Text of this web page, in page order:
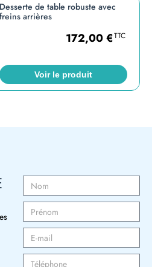
Desserte de table robuste avec
freins arrières
172,00€TTC
Voir le produit